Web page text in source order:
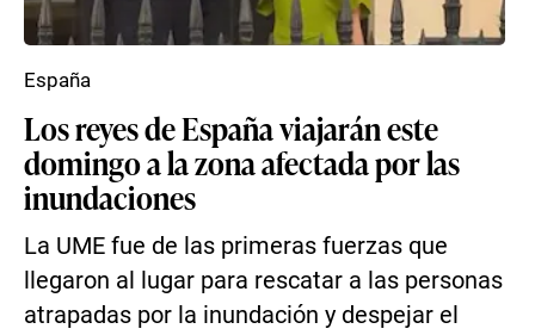
Los reyes de España viajarán este
domingo a la zona afectada por las
inundaciones
La UME fue de las primeras fuerzas que
llegaron al lugar para rescatar a las personas
atrapadas por la inundación y despejar el
España